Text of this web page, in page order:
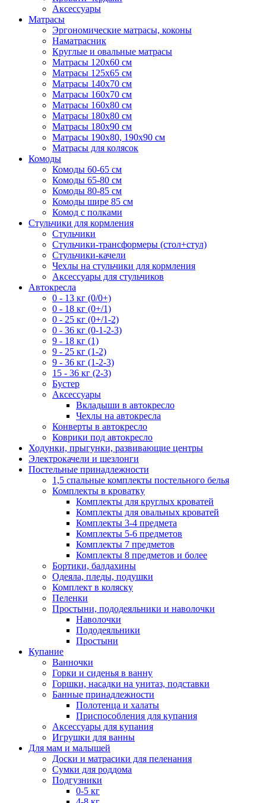
Аксессуары
Матрасы
Эргономические матрасы, коконы
Наматрасник
Круглые и овальные матрасы
Матрасы 120х60 см
Матрасы 125х65 см
Матрасы 140х70 см
Матрасы 160х70 см
Матрасы 160х80 см
Матрасы 180х80 см
Матрасы 180х90 см
Матрасы 190х80, 190х90 см
Матрасы для колясок
Комоды
Комоды 60-65 см
Комоды 65-80 см
Комоды 80-85 см
Комоды шире 85 см
Комод с полками
Стульчики для кормления
Стульчики
Стульчики-трансформеры (стол+стул)
Стульчики-качели
Чехлы на стульчики для кормления
Аксессуары для стульчиков
Автокресла
0 - 13 кг (0/0+)
0 - 18 кг (0+/1)
0 - 25 кг (0+/1-2)
0 - 36 кг (0-1-2-3)
9 - 18 кг (1)
9 - 25 кг (1-2)
9 - 36 кг (1-2-3)
15 - 36 кг (2-3)
Бустер
Аксессуары
Вкладыши в автокресло
Чехлы на автокресла
Конверты в автокресло
Коврики под автокресло
Ходунки, прыгунки, развивающие центры
Электрокачели и шезлонги
Постельные принадлежности
1,5 спальные комплекты постельного белья
Комплекты в кроватку
Комплекты для круглых кроватей
Комплекты для овальных кроватей
Комплекты 3-4 предмета
Комплекты 5-6 предметов
Комплекты 7 предметов
Комплекты 8 предметов и более
Бортики, балдахины
Одеяла, пледы, подушки
Комплект в коляску
Пеленки
Простыни, пододеяльники и наволочки
Наволочки
Пододеяльники
Простыни
Купание
Ванночки
Горки и сиденья в ванну
Горшки, насадки на унитаз, подставки
Банные принадлежности
Полотенца и халаты
Приспособления для купания
Аксессуары для купания
Игрушки для ванны
Для мам и малышей
Доски и матрасики для пеленания
Сумки для роддома
Подгузники
0-5 кг